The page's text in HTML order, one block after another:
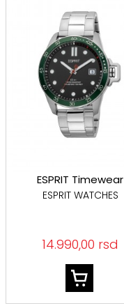
ESPRIT Timewear
ESPRIT WATCHES
14.990,00 rsd